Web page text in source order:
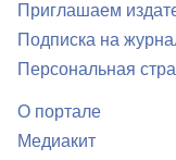
Приглашаем
Подписка на
Персональная
О портале
Медиакит